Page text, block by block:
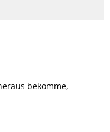
bekomme,